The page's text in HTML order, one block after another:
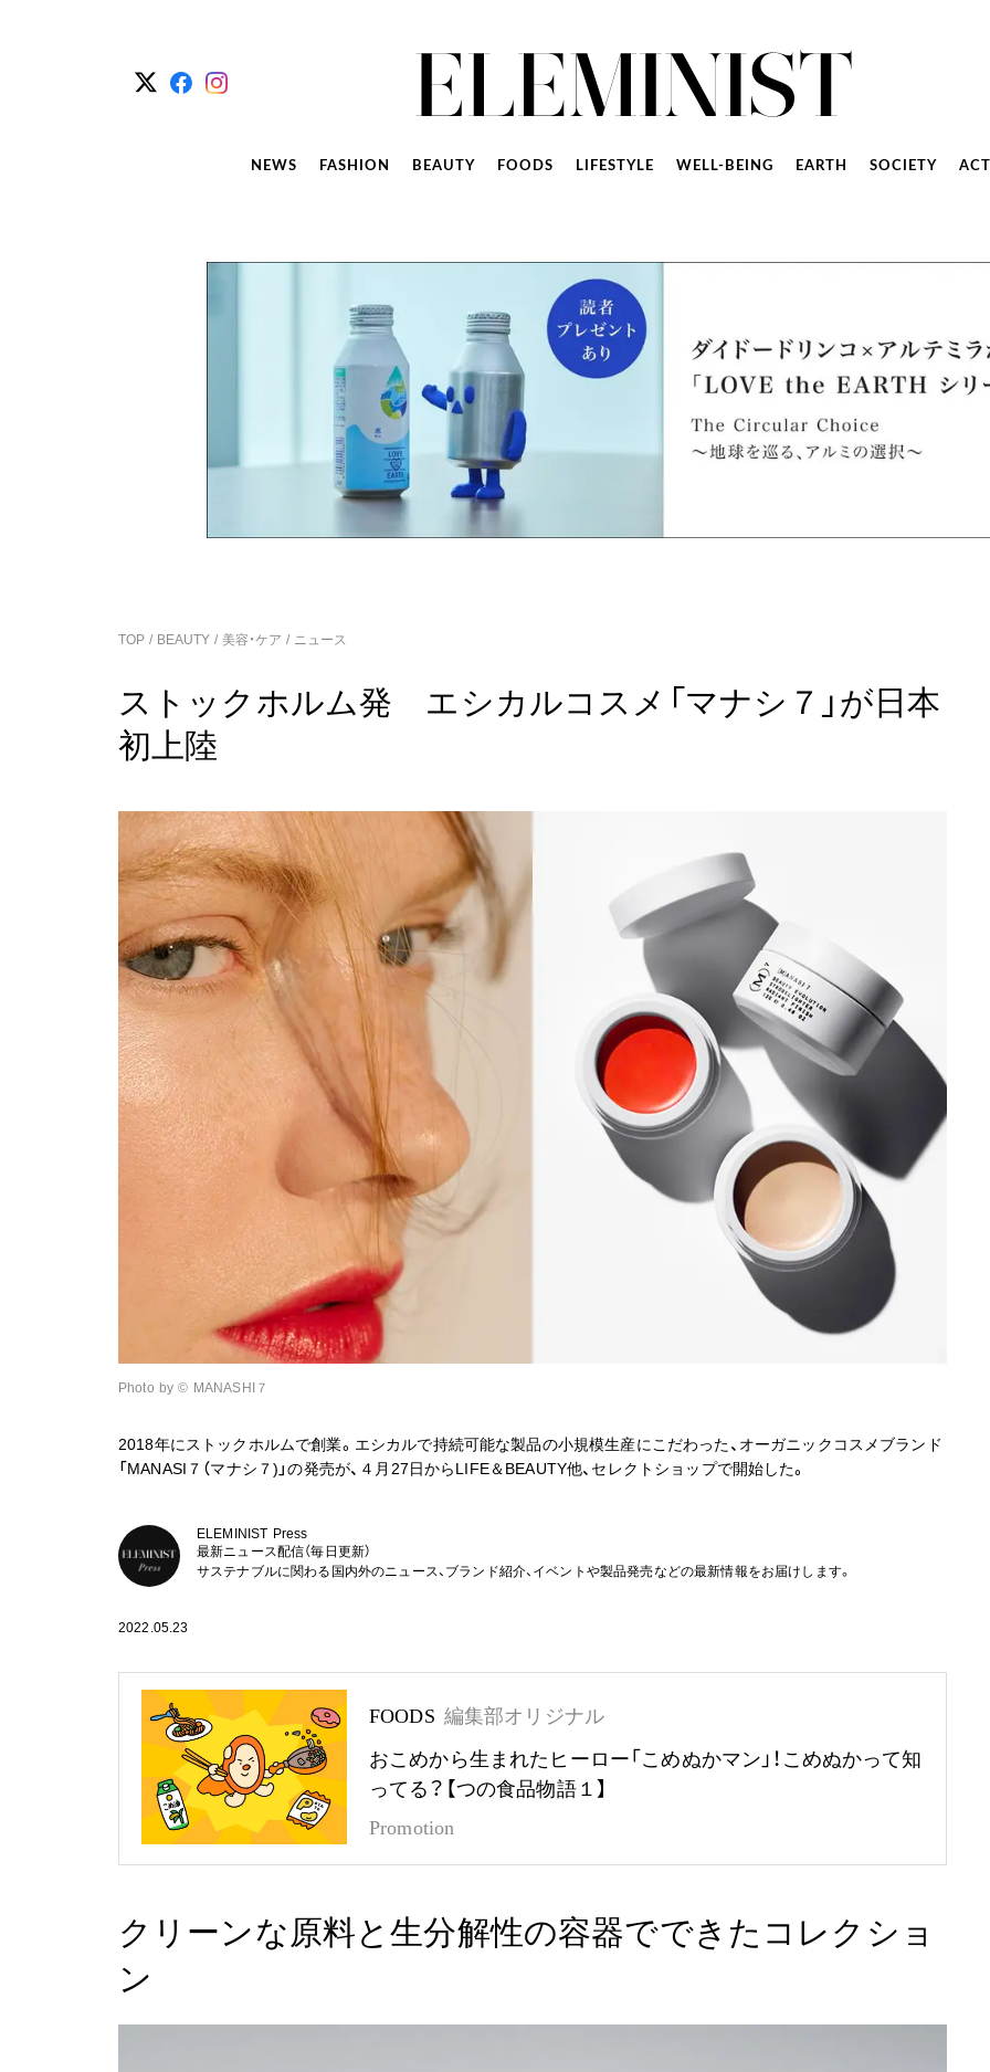
NEWS FASHION BEAUTY FOODS LIFESTYLE WELL-BEING EARTH SOCIETY
TOP BEAUTY 美容・ケア ニュース
ストックホルム発 エシカルコスメ「マナシ７」が日本
初上陸
Photo by ©︎ MANASHI７
2018年にストックホルムで創業。エシカルで持続可能な製品の小規模生産にこだわった、オーガニックコスメブランド
「MANASI７（マナシ７)」の発売が、４月27日からLIFE＆BEAUTY他、セレクトショップで開始した。
ELEMINIST Press
最新ニュース配信（毎日更新）
サステナブルに関わる国内外のニュース、ブランド紹介、イベントや製品発売などの最新情報をお届けします。
2022.05.23
FOODS 編集部オリジナル
おこめから生まれたヒーロー「こめぬかマン」！こめぬかって知
ってる？【つの食品物語１】
Promotion
クリーンな原料と生分解性の容器でできたコレクショ
ン